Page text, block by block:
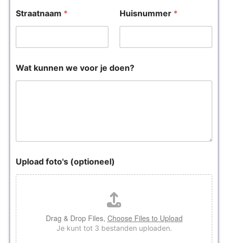
Straatnaam * Huisnummer *
Wat kunnen we voor je doen?
Upload foto's (optioneel)
Drag & Drop Files, Choose Files to Upload
Je kunt tot 3 bestanden uploaden.